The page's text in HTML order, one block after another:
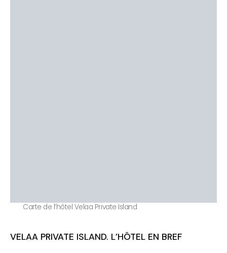
Carte de l’hôtel Velaa Private Island
VELAA PRIVATE ISLAND. L’HÔTEL EN BREF